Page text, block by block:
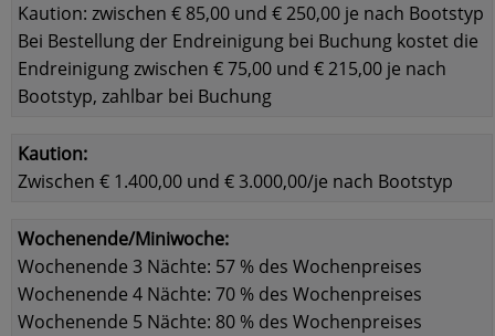
Kaution: zwischen € 85,00 und € 250,00 je nach Bootstyp
Bei Bestellung der Endreinigung bei Buchung kostet die
Endreinigung zwischen € 75,00 und € 215,00 je nach
Bootstyp, zahlbar bei Buchung
Kaution:
Zwischen € 1.400,00 und € 3.000,00/je nach Bootstyp
Wochenende/Miniwoche:
Wochenende 3 Nächte: 57 % des Wochenpreises
Wochenende 4 Nächte: 70 % des Wochenpreises
Wochenende 5 Nächte: 80 % des Wochenpreises